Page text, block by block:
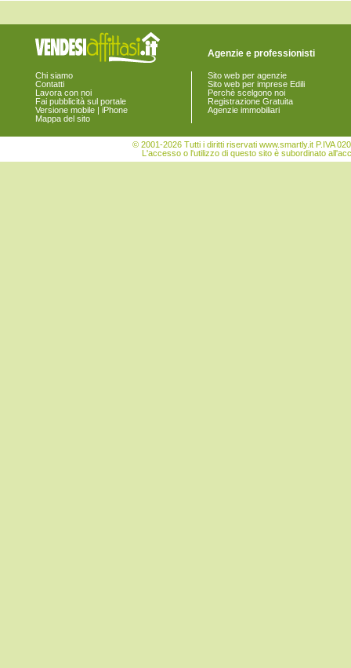
Chi siamo
Contatti
Lavora con noi
Fai pubblicità sul portale
Versione mobile | iPhone
Mappa del sito
Agenzie e professionisti
Sito web per agenzie
Sito web per imprese Edili
Perchè scelgono noi
Registrazione Gratuita
Agenzie immobiliari
© 2001-2026 Tutti i diritti riservati www.smartly.it P.IVA
L'accesso o l'utilizzo di questo sito è subordinato